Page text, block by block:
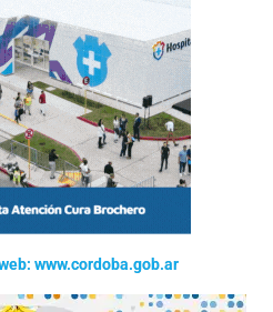
www.cordoba.gob.ar